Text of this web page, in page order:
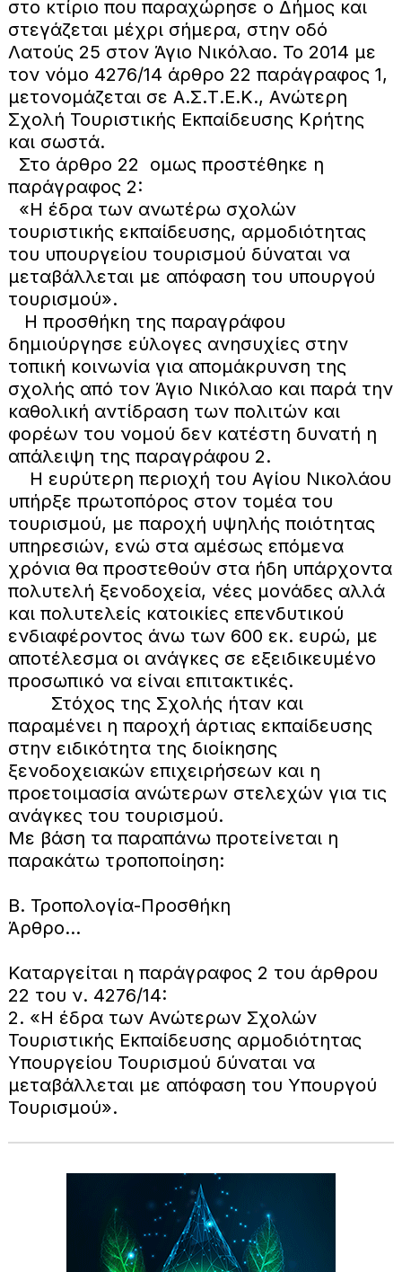
στο κτίριο που παραχώρησε ο Δήμος και
στεγάζεται μέχρι σήμερα, στην οδό
Λατούς 25 στον Άγιο Νικόλαο. Το 2014 με
τον νόμο 4276/14 άρθρο 22 παράγραφος 1,
μετονομάζεται σε Α.Σ.Τ.Ε.Κ., Ανώτερη
Σχολή Τουριστικής Εκπαίδευσης Κρήτης
και σωστά.
Στο άρθρο 22 ομως προστέθηκε η
παράγραφος 2:
«Η έδρα των ανωτέρω σχολών
τουριστικής εκπαίδευσης, αρμοδιότητας
του υπουργείου τουρισμού δύναται να
μεταβάλλεται με απόφαση του υπουργού
τουρισμού».
Η προσθήκη της παραγράφου
δημιούργησε εύλογες ανησυχίες στην
τοπική κοινωνία για απομάκρυνση της
σχολής από τον Άγιο Νικόλαο και παρά την
καθολική αντίδραση των πολιτών και
φορέων του νομού δεν κατέστη δυνατή η
απάλειψη της παραγράφου 2.
Η ευρύτερη περιοχή του Αγίου Νικολάου
υπήρξε πρωτοπόρος στον τομέα του
τουρισμού, με παροχή υψηλής ποιότητας
υπηρεσιών, ενώ στα αμέσως επόμενα
χρόνια θα προστεθούν στα ήδη υπάρχοντα
πολυτελή ξενοδοχεία, νέες μονάδες αλλά
και πολυτελείς κατοικίες επενδυτικού
ενδιαφέροντος άνω των 600 εκ. ευρώ, με
αποτέλεσμα οι ανάγκες σε εξειδικευμένο
προσωπικό να είναι επιτακτικές.
Στόχος της Σχολής ήταν και
παραμένει η παροχή άρτιας εκπαίδευσης
στην ειδικότητα της διοίκησης
ξενοδοχειακών επιχειρήσεων και η
προετοιμασία ανώτερων στελεχών για τις
ανάγκες του τουρισμού.
Με βάση τα παραπάνω προτείνεται η
παρακάτω τροποποίηση:
Β. Τροπολογία-Προσθήκη
Άρθρο…
Καταργείται η παράγραφος 2 του άρθρου
22 του ν. 4276/14:
2. «Η έδρα των Ανώτερων Σχολών
Τουριστικής Εκπαίδευσης αρμοδιότητας
Υπουργείου Τουρισμού δύναται να
μεταβάλλεται με απόφαση του Υπουργού
Τουρισμού».